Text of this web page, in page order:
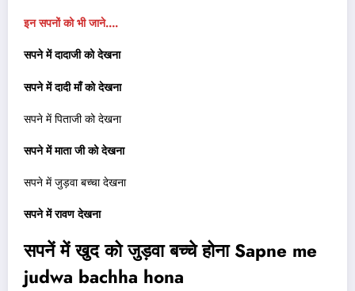
इन सपनों को भी जाने….
सपने में दादाजी को देखना
सपने में दादी माँ को देखना
सपने में पिताजी को देखना
सपने में माता जी को देखना
सपने में जुड़वा बच्चा देखना
सपने में रावण देखना
सपनें में खुद को जुड़वा बच्चे होना Sapne me
judwa bachha hona